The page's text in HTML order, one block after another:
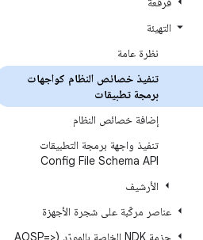
التهيئة
نظرة عامة
تنفيذ خصائص النظام كواجهات
برمجة تطبيقات
إضافة خصائص النظام
تنفيذ واجهة برمجة التطبيقات
Config File Schema API
الأرشيف
عناصر مركّبة على شجرة الأجهزة
حزمة NDK الخاصة بالمورّد (<=AOSP